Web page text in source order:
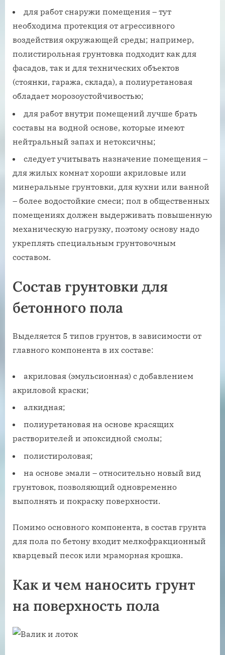
для работ снаружи помещения – тут
необходима протекция от агрессивного
воздействия окружающей среды; например,
полистирольная грунтовка подходит как для
фасадов, так и для технических объектов
(стоянки, гаража, склада), а полиуретановая
обладает морозоустойчивостью;
для работ внутри помещений лучше брать
составы на водной основе, которые имеют
нейтральный запах и нетоксичны;
следует учитывать назначение помещения –
для жилых комнат хороши акриловые или
минеральные грунтовки, для кухни или ванной
– более водостойкие смеси; пол в общественных
помещениях должен выдерживать повышенную
механическую нагрузку, поэтому основу надо
укреплять специальным грунтовочным
составом.
Состав грунтовки для
бетонного пола
Выделяется 5 типов грунтов, в зависимости от
главного компонента в их составе:
акриловая (эмульсионная) с добавлением
акриловой краски;
алкидная;
полиуретановая на основе красящих
растворителей и эпоксидной смолы;
полистироловая;
на основе эмали – относительно новый вид
грунтовок, позволяющий одновременно
выполнять и покраску поверхности.
Помимо основного компонента, в состав грунта
для пола по бетону входит мелкофракционный
кварцевый песок или мраморная крошка.
Как и чем наносить грунт
на поверхность пола